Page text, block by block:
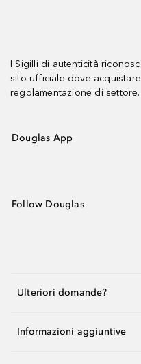
I Sigilli di autenticità
sito ufficiale dove
regolamentazione di settore.
Douglas App
Follow Douglas
Ulteriori domande?
Informazioni aggiuntive